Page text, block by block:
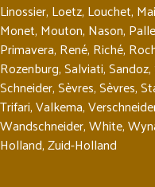
Linossier, Loetz, Louchet,
Monet, Mouton, Nason,
Primavera, René, Riché,
Rozenburg,Salviati,Sandoz,
Schneider,Sèvres,Sèvres,
Trifari,Valkema,
Wandschneider,White,
Holland,Zuid-Holland